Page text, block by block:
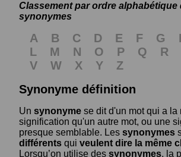
Classement par ordre alphabétique
synonymes
A B C D E F G
L
M N O P Q R
V
W X Y
Z
Synonyme définition
Un synonyme se dit d'un mot qui a la
signification qu'un autre mot, ou une
presque semblable. Les synonymes
différents qui veulent dire la même
Lorsqu’on utilise des synonymes, la